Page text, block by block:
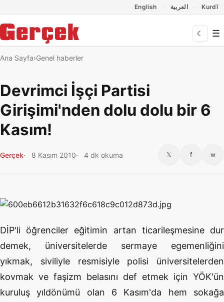
English العربية Kurdî
☾ ☰
Ana Sayfa Genel haberler
Devrimci İşçi Partisi
Girişimi'nden dolu dolu bir 6
Kasım!
Gerçek 8 Kasım 2010 4 dk okuma 𝕏 f w
DİP'li öğrenciler eğitimin artan ticarileşmesine dur
demek, üniversitelerde sermaye egemenliğini
yıkmak, siviliyle resmisiyle polisi üniversitelerden
kovmak ve faşizm belasını def etmek için YÖK'ün
kuruluş yıldönümü olan 6 Kasım'da hem sokağa